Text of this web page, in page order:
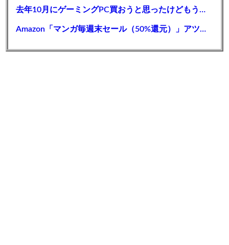
去年10月にゲーミングPC買おうと思ったけどもう少し後でいいやで時期逃したらうなぎ登りに値上がりしていった
Amazon「マンガ毎週末セール（50%還元）」アツいスポーツマンガ祭り最終日到来！！！【📦】